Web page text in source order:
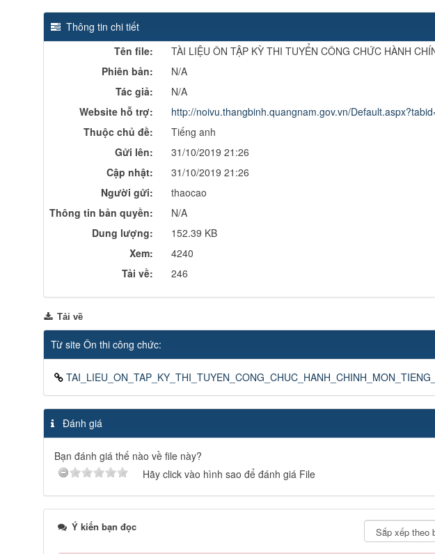
Thông tin chi tiết
Tên file:
TÀI LIỆU ÔN TẬP KỲ THI TUYỂN CÔNG CHỨC HÀNH
Phiên bản:
N/A
Tác giả:
N/A
Website hỗ trợ:
http://noivu.thangbinh.quangnam.gov.vn/
Thuộc chủ đề:
Tiếng anh
Gửi lên:
31/10/2019 21:26
Cập nhật:
31/10/2019 21:26
Người gửi:
thaocao
Thông tin bản quyền:
N/A
Dung lượng:
152.39 KB
Xem:
4240
Tải về:
246
Tải về
Từ site Ôn thi công chức:
Đánh giá
Bạn đánh giá thế nào về file này?
Hãy click vào hình sao để đánh giá File
Ý kiến bạn đọc